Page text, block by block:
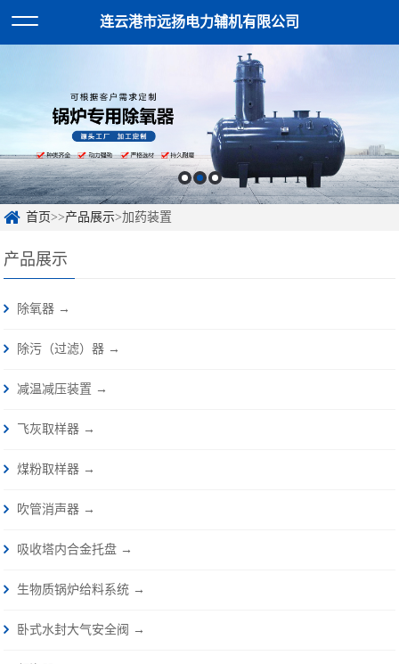
连云港市远扬电力辅机有限公司
首页>>产品展示>加药装置
产品展示
除氧器 →
除污（过滤）器 →
减温减压装置 →
飞灰取样器 →
煤粉取样器 →
吹管消声器 →
吸收塔内合金托盘 →
生物质锅炉给料系统 →
卧式水封大气安全阀 →